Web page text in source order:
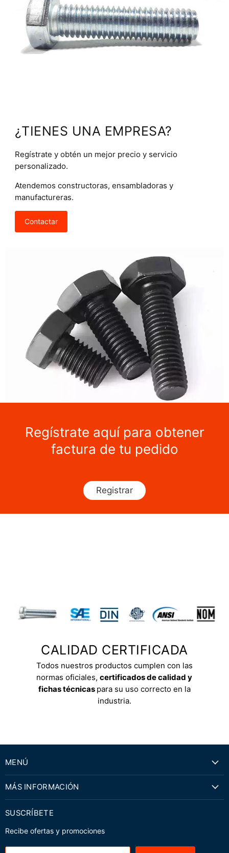
¿TIENES UNA EMPRESA?
Regístrate y obtén un mejor precio y servicio
personalizado.
Atendemos constructoras, ensambladoras y
manufactureras.
Contactar
Regístrate aquí para obtener
factura de tu pedido
Registrar
CALIDAD CERTIFICADA
Todos nuestros productos cumplen con las
normas oficiales,certificados de calidad y
fichas técnicas para su uso correcto en la
industria.
MENÚ
MÁS INFORMACIÓN
SUSCRÍBETE
Recibe ofertas y promociones